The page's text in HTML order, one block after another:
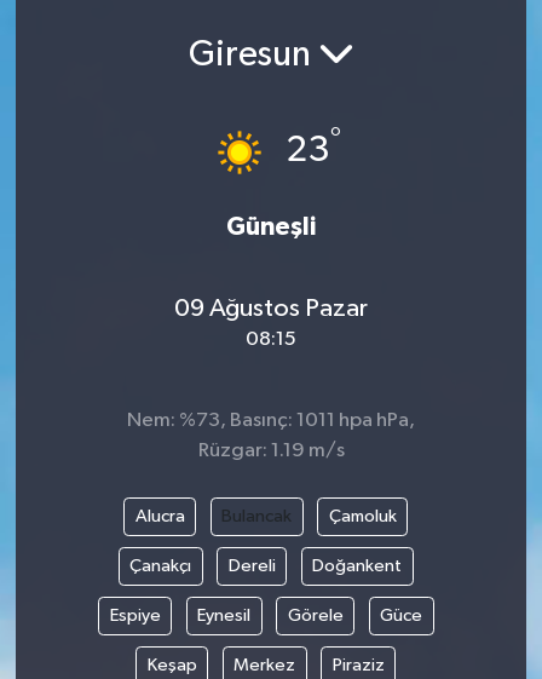
Giresun
23°
Güneşli
09 Ağustos Pazar
08:15
Nem: %73, Basınç: 1011 hpa hPa,
Rüzgar: 1.19 m/s
Alucra Bulancak Çamoluk
Çanakçı Dereli Doğankent
Espiye Eynesil Görele Güce
Keşap Merkez Piraziz